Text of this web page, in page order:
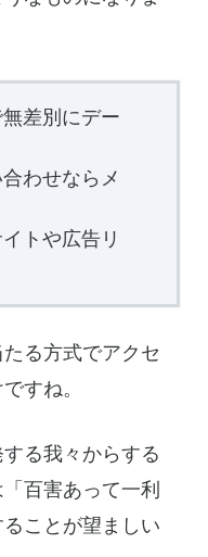
差別にデー
わせならメ
トや広告リ
る方式でアクセ
すね。
る我々からする
百害あって一利
ことが望ましい